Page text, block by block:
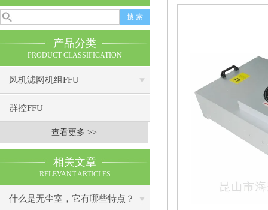
产品分类
PRODUCT CLASSIFICATION
风机滤网机组FFU
群控FFU
查看更多 >>
相关文章
RELEVANT ARTICLES
什么是无尘室，它有哪些特点？